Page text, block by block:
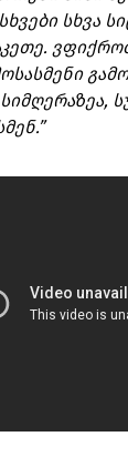
სხვა